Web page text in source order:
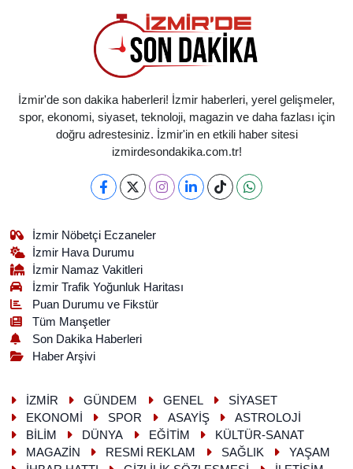
İzmir'de son dakika haberleri! İzmir haberleri, yerel gelişmeler,
spor, ekonomi, siyaset, teknoloji, magazin ve daha fazlası için
doğru adrestesiniz. İzmir'in en etkili haber sitesi
izmirdesondakika.com.tr!
İzmir Nöbetçi Eczaneler
İzmir Hava Durumu
İzmir Namaz Vakitleri
İzmir Trafik Yoğunluk Haritası
Puan Durumu ve Fikstür
Tüm Manşetler
Son Dakika Haberleri
Haber Arşivi
İZMİR GÜNDEM GENEL
SİYASET
EKONOMİ
SPOR ASAYİŞ
ASTROLOJİ
BİLİM
DÜNYA EĞİTİM
KÜLTÜR-SANAT
MAGAZİN
RESMİ REKLAM SAĞLIK
YAŞAM